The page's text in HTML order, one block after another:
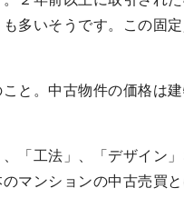
多いそうです。この固
と。中古物件の価格は
「工法」、「デザイン
マンションの中古売買